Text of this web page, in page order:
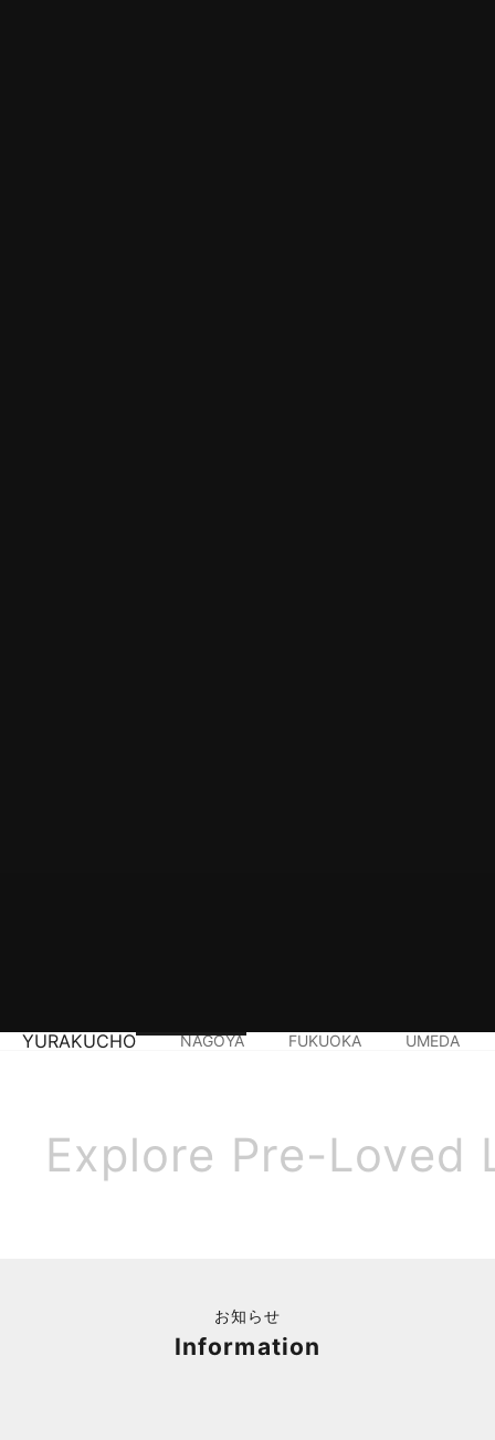
YURAKUCHO NAGOYA FUKUOKA UMEDA
Explore Pre-Loved
お知らせ
Information